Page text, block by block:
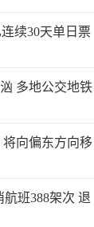
续30天单日票
多地公交地铁
将向偏东方向移
班388架次 退